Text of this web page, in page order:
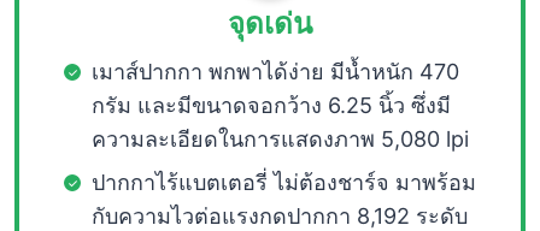
จุดเด่น
เมาส์ปากกา พกพาได้ง่าย มีน้ำหนัก 470
กรัม และมีขนาดจอกว้าง 6.25 นิ้ว ซึ่งมี
ความละเอียดในการแสดงภาพ 5,080 lpi
ปากกาไร้แบตเตอรี่ ไม่ต้องชาร์จ มาพร้อม
กับความไวต่อแรงกดปากกา 8,192 ระดับ